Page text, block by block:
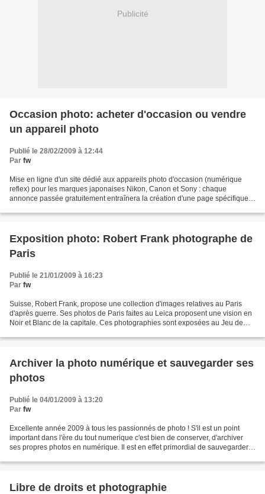
Publicité
Occasion photo: acheter d'occasion ou vendre
un appareil photo
Publié le 28/02/2009 à 12:44
Par fw
Mise en ligne d'un site dédié aux appareils photo d'occasion (numérique
reflex) pour les marques japonaises Nikon, Canon et Sony : chaque
annonce passée gratuitement entraînera la création d'une page spécifique à
Exposition photo: Robert Frank photographe de
Paris
Publié le 21/01/2009 à 16:23
Par fw
Suisse, Robert Frank, propose une collection d'images relatives au Paris
d'après guerre. Ses photos de Paris faites au Leica proposent une vision en
Noir et Blanc de la capitale. Ces photographies sont exposées au Jeu de
Archiver la photo numérique et sauvegarder ses
photos
Publié le 04/01/2009 à 13:20
Par fw
Excellente année 2009 à tous les passionnés de photo ! S'il est un point
important dans l'ère du tout numerique c'est bien de conserver, d'archiver
ses propres photos en numérique. Il est en effet primordial de sauvegarder
Libre de droits et photographie